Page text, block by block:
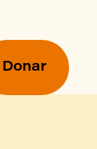
Donar